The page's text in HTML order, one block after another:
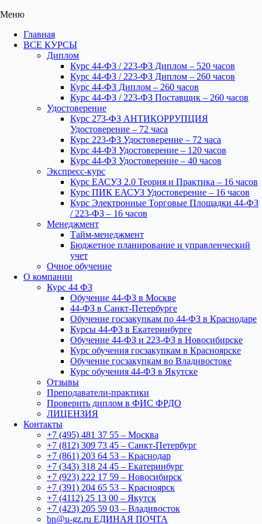
Меню
Главная
ВСЕ КУРСЫ
Диплом
Курс 44-ФЗ / 223-ФЗ Диплом – 520 часов
Курс 44-ФЗ / 223-ФЗ Диплом – 260 часов
Курс 44-ФЗ Диплом – 260 часов
Курс 44-ФЗ / 223-ФЗ Поставщик – 260 часов
Удостоверение
Курс 273-ФЗ АНТИКОРРУПЦИЯ
Удостоверение – 72 часа
Курс 223-ФЗ Удостоверение – 72 часа
Курс 44-ФЗ Удостоверение – 120 часов
Курс 44-ФЗ Удостоверение – 40 часов
Экспресс-курс
Курс ЕАСУЗ 2.0 Теория и Практика – 16 часов
Курс ПИК ЕАСУЗ Удостоверение – 16 часов
Курс Электронные Торговые Площадки 44-ФЗ
/ 223-ФЗ – 16 часов
Менеджмент
Тайм-менеджмент
Бюджетное планирование и управленческий
учет
Очное обучение
О компании
Курс 44 ФЗ
Обучение 44-ФЗ в Москве
44-ФЗ в Санкт-Петербурге
Обучение госзакупкам по 44-ФЗ в Краснодаре
Курсы 44-ФЗ в Екатеринбурге
Обучение 44-ФЗ и 223-ФЗ в Новосибирске
Курс обучения госзакупкам в Красноярске
Обучение госзакупкам во Владивостоке
Курс обучения 44-ФЗ в Якутске
Отзывы
Преподаватели-практики
Проверить диплом в ФИС ФРДО
ЛИЦЕНЗИЯ
Контакты
+7 (495) 481 37 55 – Москва
+7 (812) 309 73 45 – Санкт-Петербург
+7 (861) 203 64 53 – Краснодар
+7 (343) 318 24 45 – Екатеринбург
+7 (923) 222 17 59 – Новосибирск
+7 (391) 204 65 53 – Красноярск
+7 (4112) 25 13 00 – Якутск
+7 (423) 205 59 03 – Владивосток
bn@u-gz.ru ЕДИНАЯ ПОЧТА